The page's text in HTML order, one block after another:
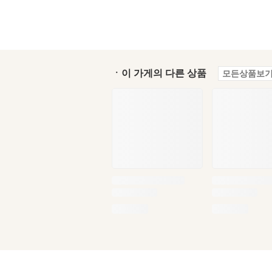
ㆍ이 가게의 다른 상품 모든상품보